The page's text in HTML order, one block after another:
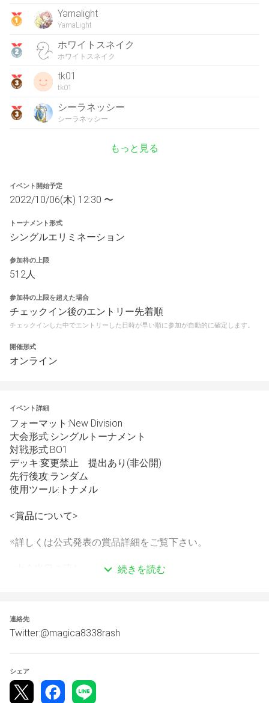
Yamalight
YamaLight
ホワイトスネイク
ホワイトスネイク
tk01
tk01
シーラネッシー
シーラネッシー
もっと見る
イベント開始予定
2022/10/06(木) 12:30 〜
トーナメント形式
シングルエリミネーション
参加枠の上限
512人
参加枠の上限を超えた場合
チェックイン後のエントリー先着順
チェックインした中でエントリーした日時が早い順に参加が自動的に確定します。
開催形式
オンライン
イベント詳細
フォーマット:New Division
大会形式:シングルトーナメント
対戦形式:BO1
デッキ:変更禁止　提出あり(非公開)
先行後攻:ランダム
使用ツール:トナメル
<賞品について>
※詳しくは公式発表の賞品詳細をご覧下さい。
<注意事項>
・対戦表、上の方がルーム作成をお願いします。
・対戦相手確定から10分連絡が取れない場合は不戦敗と
続きを読む
連絡先
Twitter:@magica8338rash
シェア